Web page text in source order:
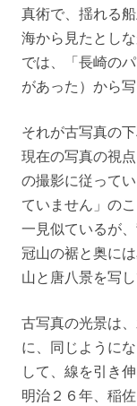
真術で、揺れる
海から見たとし
では、「長崎の
があった）から
それが古写真の
現在の写真の視
の撮影に従って
ていません」の
一見似ているが
冠山の裾と奥に
山と唐八景を写し
古写真の光景は
に、同じように
して、線を引き伸
明治２６年、稲